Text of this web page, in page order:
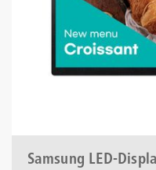
Samsung LED-